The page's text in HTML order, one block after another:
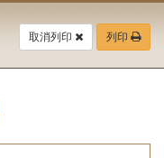
取消列印 列印